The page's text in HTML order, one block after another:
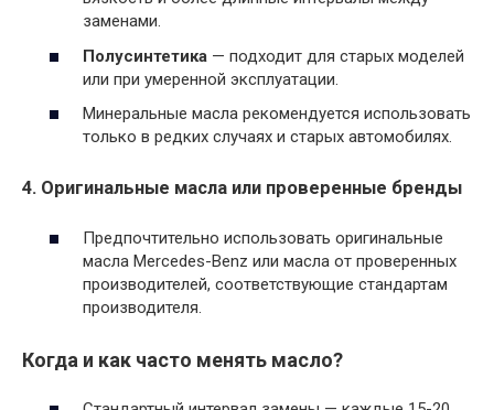
заменами.
Полусинтетика — подходит для старых моделей
или при умеренной эксплуатации.
Минеральные масла рекомендуется использовать
только в редких случаях и старых автомобилях.
4. Оригинальные масла или проверенные бренды
Предпочтительно использовать оригинальные
масла Mercedes-Benz или масла от проверенных
производителей, соответствующие стандартам
производителя.
Когда и как часто менять масло?